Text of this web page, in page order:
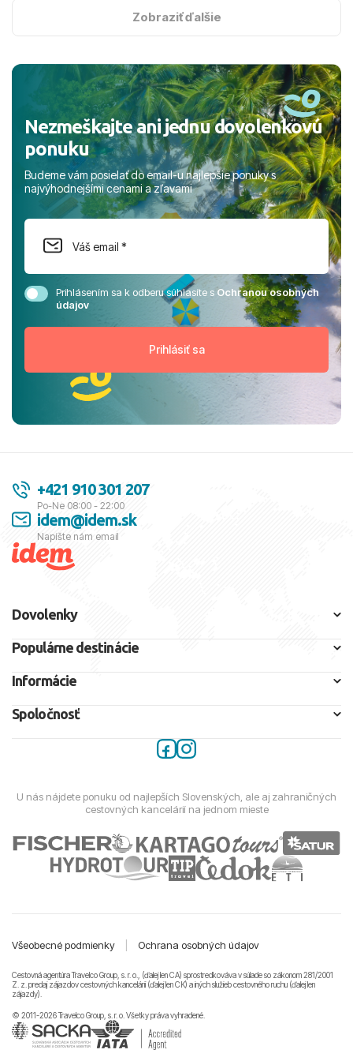
s hviezdičkou. ​Už teraz sa tešíme, kam s nami vyrazíte
Zobraziť ďalšie
Nezmeškajte ani jednu dovolenkovú
ponuku
Budeme vám posielať do email-u najlepšie ponuky s
najvýhodnejšími cenami a zľavami
Prihlásením sa k odberu súhlasíte sOchranou osobných
údajov
+421 910 301 207
Po-Ne 08:00 - 22:00
idem@idem.sk
Napíšte nám email
Dovolenky
Populárne destinácie
Informácie
Spoločnosť
U nás nájdete ponuku od najlepších Slovenských, ale aj zahraničných
cestovných kancelárií na jednom mieste
Všeobecné podmienky Ochrana osobných údajov
Cestovná agentúra Travelco Group, s. r. o., (ďalej len CA) sprostredkováva v súlade so zákonom 281/2001
Z. z. predaj zájazdov cestovných kancelárii (ďalej len CK) a iných služieb cestovného ruchu (ďalej len
zájazdy).
© 2011-2026 Travelco Group, s. r. o. Všetky práva vyhradené.